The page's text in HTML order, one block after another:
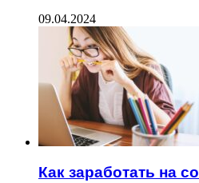
09.04.2024
Как заработать на